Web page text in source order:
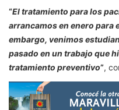
“El tratamiento para los
arrancamos en enero para
embargo, venimos
pasado en un trabajo que
tratamiento preventivo”,